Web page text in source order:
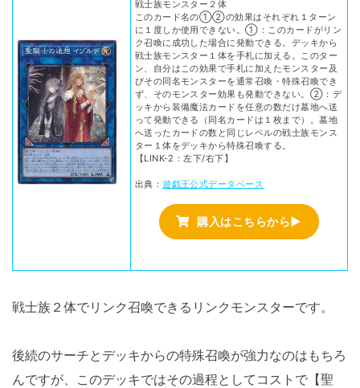
戦士族モンスター２体
このカード名の①②の効果はそれぞれ１ターン
に１度しか使用できない。①：このカードがリン
ク召喚に成功した場合に発動できる。デッキから
戦士族モンスター１体を手札に加える。このター
ン、自分はこの効果で手札に加えたモンスター及
びその同名モンスターを通常召喚・特殊召喚でき
ず、そのモンスター効果も発動できない。②：デ
ッキから装備魔法カードを任意の数だけ墓地へ送
って発動できる（同名カードは１枚まで）。墓地
へ送ったカードの数と同じレベルの戦士族モンス
ター１体をデッキから特殊召喚する。
【LINK-2：左下/右下】
出典：遊戯王公式データベース
購入はこちらから▶
戦士族２体でリンク召喚できるリンクモンスターです。
後続のサーチとデッキからの特殊召喚が強力なのはもちろ
んですが、このデッキではその過程としてコストで【聖